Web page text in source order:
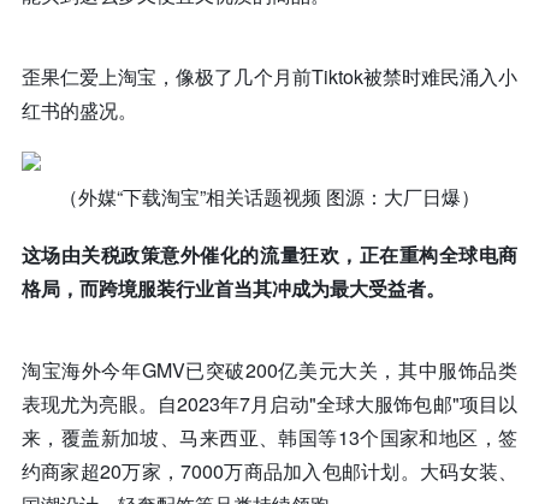
歪果仁爱上淘宝，像极了几个月前Tiktok被禁时难民涌入小
红书的盛况。
（外媒“下载淘宝”相关话题视频 图源：大厂日爆）
这场由关税政策意外催化的流量狂欢，正在重构全球电商
格局，而跨境服装行业首当其冲成为最大受益者。
淘宝海外今年GMV已突破200亿美元大关，其中服饰品类
表现尤为亮眼。自2023年7月启动"全球大服饰包邮"项目以
来，覆盖新加坡、马来西亚、韩国等13个国家和地区，签
约商家超20万家，7000万商品加入包邮计划。大码女装、